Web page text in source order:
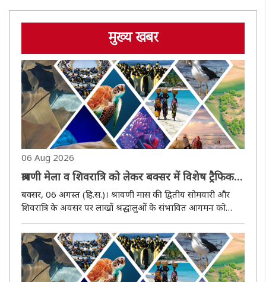
मुख्य खबर
06 Aug 2026
श्रावणी मेला व शिवरात्रि को लेकर बक्सर में विशेष ट्रैफिक
प्लान लागू, 9 से 11 अगस्त तक बड़े वाहनों की नो-एंट्री
बक्सर, 06 अगस्त (हि.स.)। श्रावणी मास की द्वितीय सोमवारी और
शिवरात्रि के अवसर पर लाखों श्रद्धालुओं के संभावित आगमन को
निर्णय लिया है। पुलिस उपाधीक्षक कार्यालय, बक्सर की ओर से जारी
आदेश..